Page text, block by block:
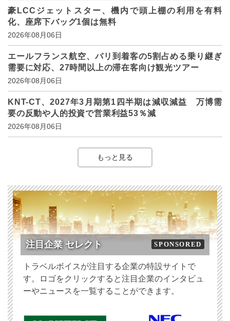
豪LCCジェットスター、機内で頭上棚の利用を有料
化、座席下バッグ1個は無料
2026年08月06日
エールフランス航空、パリ到着客の5割占める乗り継ぎ
需要に対応、27時間以上の滞在客向け観光ツアー
2026年08月06日
KNT-CT、2027年3月期第1四半期は減収減益 万博需
要の反動や人的投資で営業利益53％減
2026年08月06日
もっと見る
注目企業 セレクト SPONSORED
トラベルボイスが注目する企業の特設サイトで
す。ロゴをクリックすると注目企業のインタビュ
ーやニュースを一覧することができます。